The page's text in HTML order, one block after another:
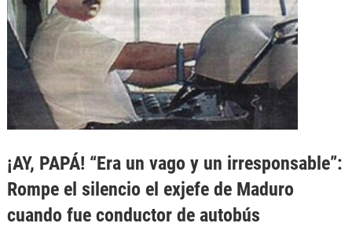
¡AY, PAPÁ! “Era un vago y un irresponsable”:
Rompe el silencio el exjefe de Maduro
cuando fue conductor de autobús